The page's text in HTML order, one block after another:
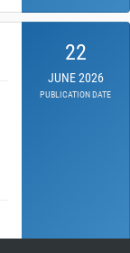
22
JUNE 2026
PUBLICATION DATE